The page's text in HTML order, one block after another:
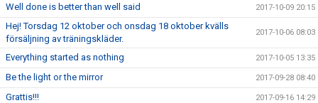
Well done is better than well said 2017-10-09 20:15
Hej! Torsdag 12 oktober och onsdag 18 oktober kvälls
försäljning av träningskläder.
2017-10-06 08:03
Everything started as nothing 2017-10-05 13:35
Be the light or the mirror 2017-09-28 08:40
Grattis!!! 2017-09-16 14:29